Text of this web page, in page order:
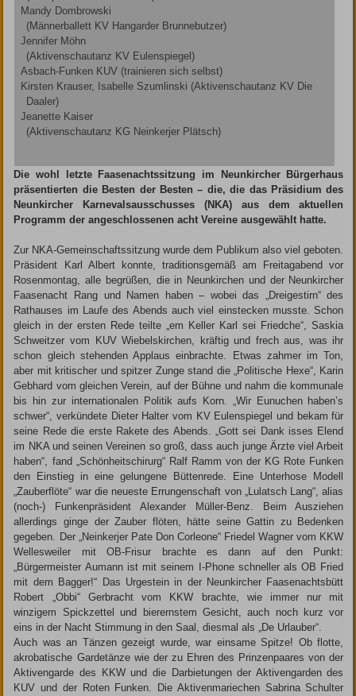
Mandy Dombrowski
(Männerballett KV Hangarder Brunnebutzer)
Jennifer Möhn
(Aktivenschautanz KV Eulenspiegel)
Asbach-Funken KUV (trainieren sich selbst)
Kirsten Krauser, Isabelle Szumlinski (Aktivenschautanz KV Die
Daaler)
Jeanette Kaiser
(Aktivenschautanz KG Neinkerjer Plätsch)
Die wohl letzte Faasenachtssitzung im Neunkircher Bürgerhaus
präsentierten die Besten der Besten – die, die das Präsidium des
Neunkircher Karnevalsausschusses (NKA) aus dem aktuellen
Programm der angeschlossenen acht Vereine ausgewählt hatte.
Zur NKA-Gemeinschaftssitzung wurde dem Publikum also viel geboten.
Präsident Karl Albert konnte, traditionsgemäß am Freitagabend vor
Rosenmontag, alle begrüßen, die in Neunkirchen und der Neunkircher
Faasenacht Rang und Namen haben – wobei das „Dreigestirn“ des
Rathauses im Laufe des Abends auch viel einstecken musste. Schon
gleich in der ersten Rede teilte „em Keller Karl sei Friedche“, Saskia
Schweitzer vom KUV Wiebelskirchen, kräftig und frech aus, was ihr
schon gleich stehenden Applaus einbrachte. Etwas zahmer im Ton,
aber mit kritischer und spitzer Zunge stand die „Politische Hexe“, Karin
Gebhard vom gleichen Verein, auf der Bühne und nahm die kommunale
bis hin zur internationalen Politik aufs Korn. „Wir Eunuchen haben’s
schwer“, verkündete Dieter Halter vom KV Eulenspiegel und bekam für
seine Rede die erste Rakete des Abends. „Gott sei Dank isses Elend
im NKA und seinen Vereinen so groß, dass auch junge Ärzte viel Arbeit
haben“, fand „Schönheitschirurg“ Ralf Ramm von der KG Rote Funken
den Einstieg in eine gelungene Büttenrede. Eine Unterhose Modell
„Zauberflöte“ war die neueste Errungenschaft von „Lulatsch Lang“, alias
(noch-) Funkenpräsident Alexander Müller-Benz. Beim Ausziehen
allerdings ginge der Zauber flöten, hätte seine Gattin zu Bedenken
gegeben. Der „Neinkerjer Pate Don Corleone“ Friedel Wagner vom KKW
Wellesweiler mit OB-Frisur brachte es dann auf den Punkt:
„Bürgermeister Aumann ist mit seinem I-Phone schneller als OB Fried
mit dem Bagger!“ Das Urgestein in der Neunkircher Faasenachtsbütt
Robert „Obbi“ Gerbracht vom KKW brachte, wie immer nur mit
winzigem Spickzettel und bierernstem Gesicht, auch noch kurz vor
eins in der Nacht Stimmung in den Saal, diesmal als „De Urlauber“.
Auch was an Tänzen gezeigt wurde, war einsame Spitze! Ob flotte,
akrobatische Gardetänze wie der zu Ehren des Prinzenpaares von der
Aktivengarde des KKW und die Darbietungen der Aktivengarden des
KUV und der Roten Funken. Die Aktivenmariechen Sabrina Schulter